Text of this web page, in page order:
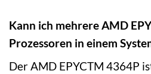
Kann ich mehrere AMD
Prozessoren in einem
Der AMD EPYCTM 4364P